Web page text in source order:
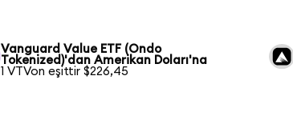
Vanguard Value ETF (Ondo
Tokenized)'dan Amerikan Doları'na
1 VTVon eşittir $226,45